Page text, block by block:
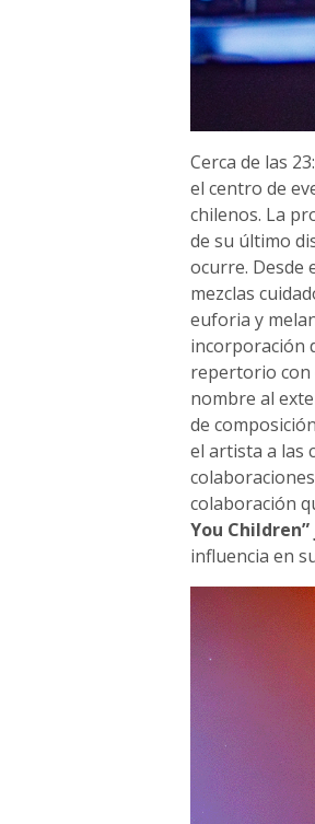
Cerca de las
el centro de
chilenos. La
de su último
ocurre. Desde
mezclas
euforia y
incorporación
repertorio con
nombre al
de
el artista a las
colaboración
You
influencia en